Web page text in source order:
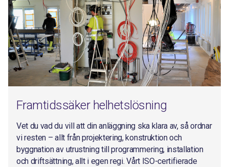
Framtidssäker helhetslösning
Vet du vad du vill att din anläggning ska klara av, så ordnar
vi resten – allt från projektering, konstruktion och
byggnation av utrustning till programmering, installation
och driftsättning, allt i egen regi. Vårt ISO-certifierade